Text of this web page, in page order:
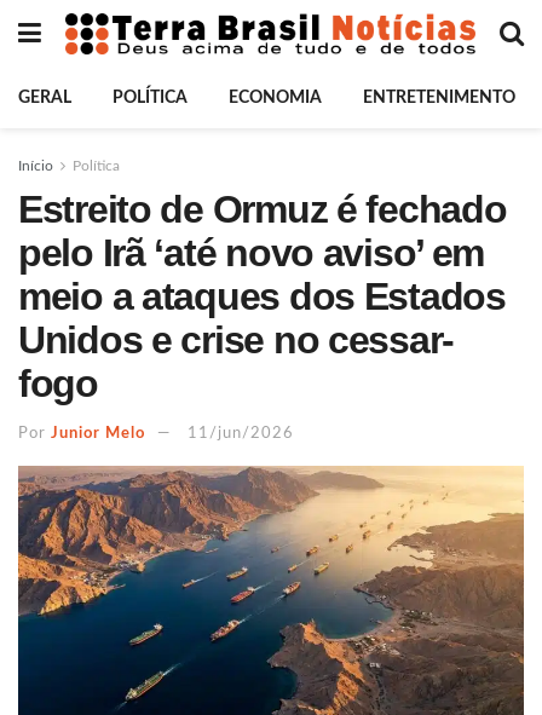
GERAL POLÍTICA ECONOMIA ENTRETENIMENTO
Início Política
Estreito de Ormuz é fechado
pelo Irã ‘até novo aviso’ em
meio a ataques dos Estados
Unidos e crise no cessar-
fogo
Por Junior Melo 11/jun/2026